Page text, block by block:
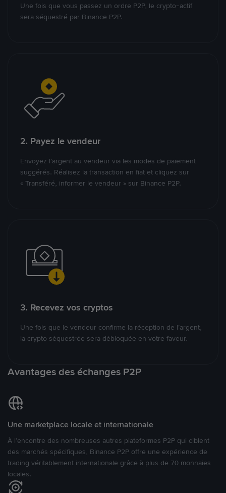
Une fois que vous passez un ordre P2P, le crypto-actif
sera séquestré par Binance P2P.
2. Payez le vendeur
Envoyez l’argent au vendeur via les modes de paiement
suggérés. Réalisez la transaction en fiat et cliquez sur
« Transféré, informer le vendeur » sur Binance P2P.
3. Recevez vos cryptos
Une fois que le vendeur confirme la réception de l’argent,
la crypto séquestrée sera débloquée en votre faveur.
Avantages des échanges P2P
Une marketplace locale et internationale
À l’encontre des nombreuses autres plateformes P2P qui ciblent
des marchés spécifiques, Binance P2P offre une expérience de
trading véritablement internationale grâce à plus de 70 monnaies
locales.